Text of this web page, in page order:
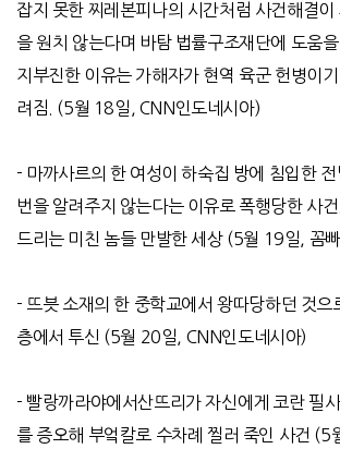
잡지 못한 찌레본피나의 시간처럼 사건해결이
을 원치 않는다며 바탐 법률구조재단에 도움
지부진한 이유는 가해자가 현역 육군 헌병이
려짐 . (5월 18일, CNN인도네시아)
- 마까사르의 한 여성이 하숙집 방에 침입한 전
번을 알려주지 않는다는 이유로 폭행당한 사건
드리는 미친 놈들 만발한 세상(5월 19일, 꼼
- 뜨븟 소재의 한 중학교에서 왕따당하던 것으
층에서 투신 (5월 20일, CNN인도네시아)
- 빨랑까라야에서산뜨리가 자신에게 코란 필
를 증오해 부엌칼로 수차례 찔러 죽인 사건 (5